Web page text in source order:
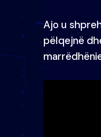
Ajo u
pëlqejnë